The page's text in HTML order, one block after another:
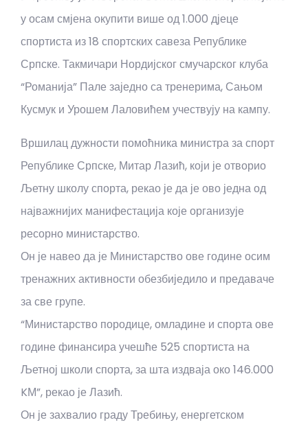
у осам смјена окупити више од 1.000 дјеце
спортиста из 18 спортских савеза Републике
Српске. Такмичари Нордијског смучарског клуба
“Романија” Пале заједно са тренерима, Сањом
Кусмук и Урошем Лаловићем учествују на кампу.
Вршилац дужности помоћника министра за спорт
Републике Српске, Митар Лазић, који је отворио
Љетну школу спорта, рекао је да је ово једна од
најважнијих манифестација које организује
ресорно министарство.
Он је навео да је Министарство ове године осим
тренажних активности обезбиједило и предаваче
за све групе.
“Министарство породице, омладине и спорта ове
године финансира учешће 525 спортиста на
Љетној школи спорта, за шта издваја око 146.000
KМ”, рекао је Лазић.
Он је захвалио граду Требињу, енергетском